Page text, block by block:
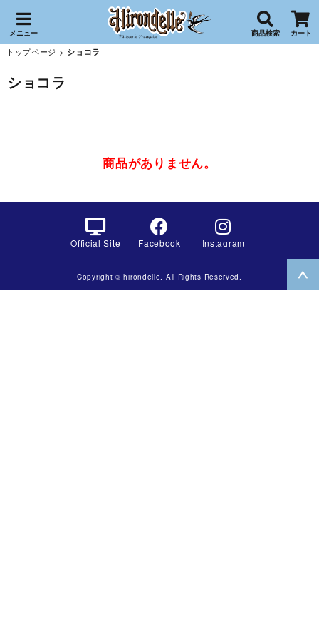
メニュー 商品検索 カート
トップページ > ショコラ
ショコラ
商品がありません。
Official Site Facebook Instagram
Copyright © hirondelle. All Rights Reserved.